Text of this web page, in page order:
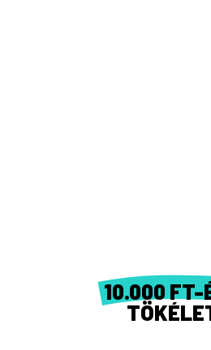
10.000 FT-